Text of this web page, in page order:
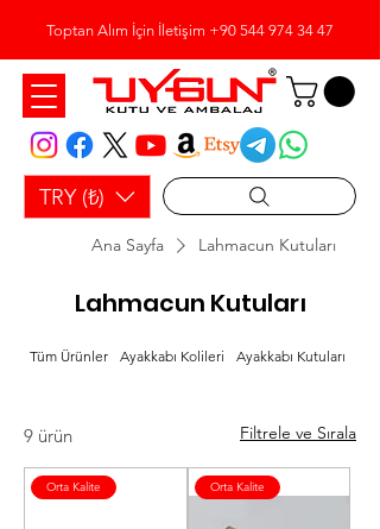
Toptan Alım İçin İletişim +90 544 974 34 47
TRY (₺)
Ana Sayfa Lahmacun Kutuları
Lahmacun Kutuları
Tüm Ürünler Ayakkabı Kolileri Ayakkabı Kutuları
9 ürün Filtrele ve Sırala
Orta Kalite Orta Kalite